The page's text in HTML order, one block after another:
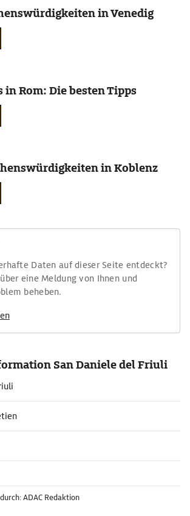
in Venedig
in Rom: Die besten Tipps
in Koblenz
Daten auf dieser Seite entdeckt?
eine Meldung von Ihnen und
beheben.
San Daniele del Friuli
ADAC Redaktion